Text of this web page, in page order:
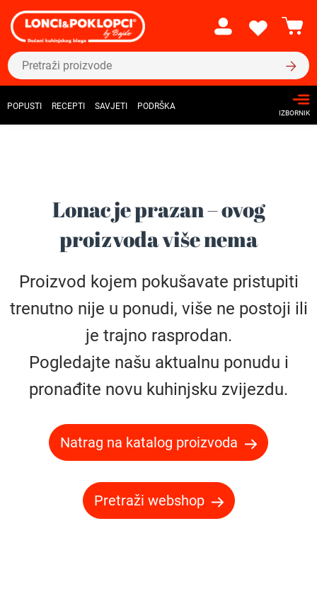
POPUSTI RECEPTI SAVJETI PODRŠKA
IZBORNIK
Lonac je prazan – ovog
proizvoda više nema
Proizvod kojem pokušavate pristupiti
trenutno nije u ponudi, više ne postoji ili
je trajno rasprodan.
Pogledajte našu aktualnu ponudu i
pronađite novu kuhinjsku zvijezdu.
Natrag na katalog proizvoda
Pretraži webshop